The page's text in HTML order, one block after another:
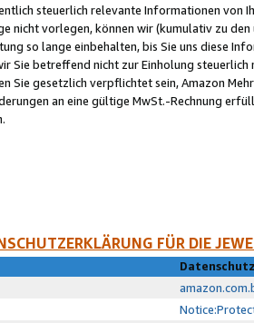
steuerlich relevante Informationen von
nicht vorlegen, können wir (kumulativ zu
so lange einbehalten, bis Sie uns diese
Sie betreffend nicht zur Einholung
Sie gesetzlich verpflichtet sein, Amazon
an eine gültige MwSt.-Rechnung
FÜR DIE